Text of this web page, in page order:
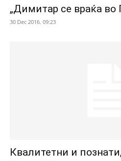
„Димитар се враќа во
30 Dec 2016. 09:23
Квалитетни и